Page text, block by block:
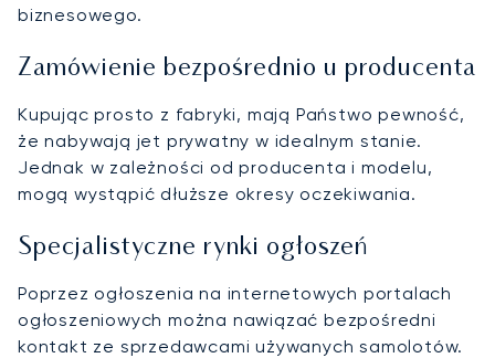
biznesowego.
Zamówienie bezpośrednio u producenta
Kupując prosto z fabryki, mają Państwo pewność,
że nabywają jet prywatny w idealnym stanie.
Jednak w zależności od producenta i modelu,
mogą wystąpić dłuższe okresy oczekiwania.
Specjalistyczne rynki ogłoszeń
Poprzez ogłoszenia na internetowych portalach
ogłoszeniowych można nawiązać bezpośredni
kontakt ze sprzedawcami używanych samolotów.